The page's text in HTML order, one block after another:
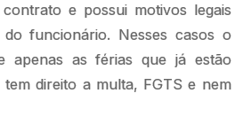
e possui motivos legais
funcionário. Nesses casos o
apenas as férias que já estão
direito a multa, FGTS e nem